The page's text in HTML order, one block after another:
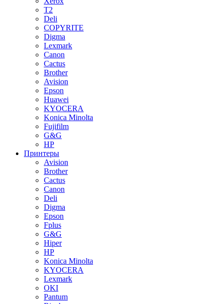
T2
Deli
COPYRITE
Digma
Lexmark
Canon
Cactus
Brother
Avision
Epson
Huawei
KYOCERA
Konica Minolta
Fujifilm
G&G
HP
Принтеры
Avision
Brother
Cactus
Canon
Deli
Digma
Epson
Fplus
G&G
Hiper
HP
Konica Minolta
KYOCERA
Lexmark
OKI
Pantum